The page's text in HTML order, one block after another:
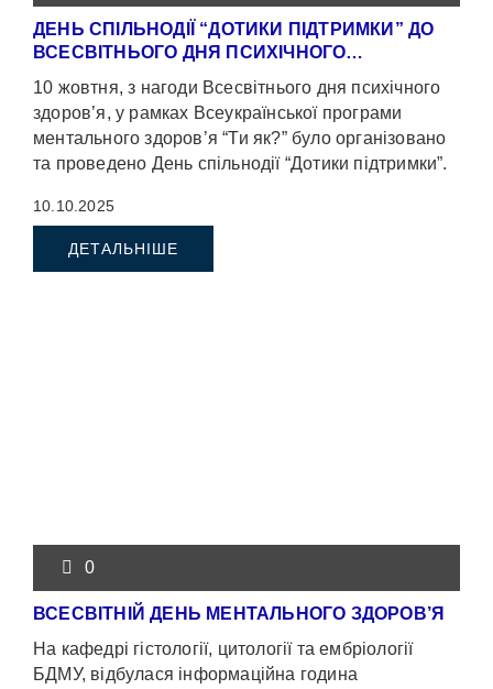
ДЕНЬ СПІЛЬНОДІЇ “ДОТИКИ ПІДТРИМКИ” ДО
ВСЕСВІТНЬОГО ДНЯ ПСИХІЧНОГО…
10 жовтня, з нагоди Всесвітнього дня психічного
здоров’я, у рамках Всеукраїнської програми
ментального здоров’я “Ти як?” було організовано
та проведено День спільнодії “Дотики підтримки”.
10.10.2025
ДЕТАЛЬНІШЕ
0
ВСЕСВІТНІЙ ДЕНЬ МЕНТАЛЬНОГО ЗДОРОВ’Я
На кафедрі гістології, цитології та ембріології
БДМУ, відбулася інформаційна година